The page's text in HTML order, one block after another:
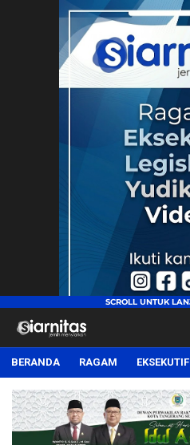
siarnitas
Jernih Menyiarkan
BERANDA RAGAM EKSEKUTIF